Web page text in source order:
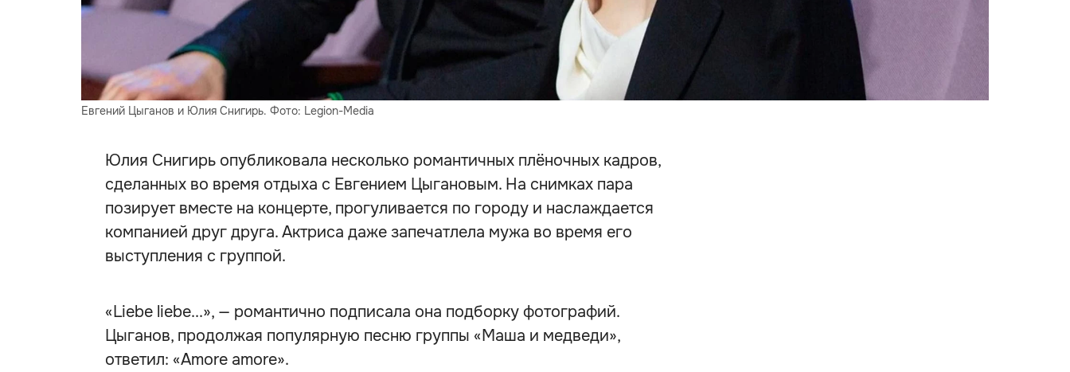
Евгений Цыганов и Юлия Снигирь. Фото: Legion-Media
Юлия Снигирь опубликовала несколько романтичных плёночных кадров,
сделанных во время отдыха с Евгением Цыгановым. На снимках пара
позирует вместе на концерте, прогуливается по городу и наслаждается
компанией друг друга. Актриса даже запечатлела мужа во время его
выступления с группой.
«Liebe liebe...», — романтично подписала она подборку фотографий.
Цыганов, продолжая популярную песню группы «Маша и медведи»,
ответил: «Amore amore».